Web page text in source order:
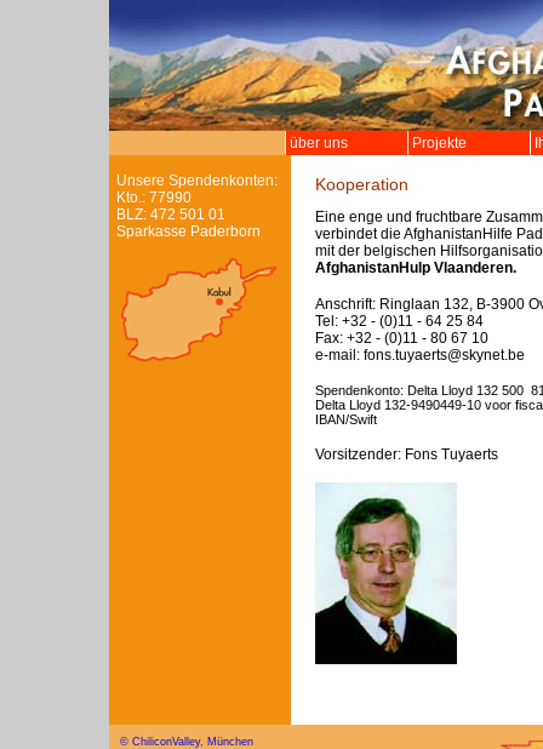
über uns Projekte
Unsere Spendenkonten:
Kto.: 77990
BLZ: 472 501 01
Sparkasse Paderborn
Kooperation
Eine enge und fruchtbare
verbindet die AfghanistanHilfe
mit der belgischen
AfghanistanHulp Vlaanderen.
Anschrift: Ringlaan 132, B-3900
Tel: +32 - (0)11 - 64 25 84
Fax: +32 - (0)11 - 80 67 10
e-mail: fons.tuyaerts@skynet.be
Spendenkonto: Delta Lloyd 132 500
Delta Lloyd 132-9490449-10 voor
IBAN/Swift
Vorsitzender: Fons Tuyaerts
© ChiliconValley, München